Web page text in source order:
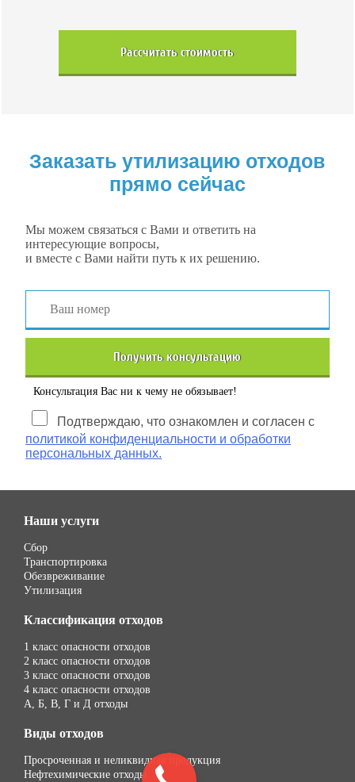
Рассчитать стоимость
Заказать утилизацию отходов
прямо сейчас
Мы можем связаться с Вами и ответить на
интересующие вопросы,
и вместе с Вами найти путь к их решению.
Получить консультацию
Консультация Вас ни к чему не обязывает!
Подтверждаю, что ознакомлен и согласен с
политикой конфиденциальности и обработки
персональных данных.
Наши услуги
Сбор
Транспортировка
Обезвреживание
Утилизация
Классификация отходов
1 класс опасности отходов
2 класс опасности отходов
3 класс опасности отходов
4 класс опасности отходов
А, Б, В, Г и Д отходы
Виды отходов
Просроченная и неликвидная продукция
Нефтехимические отходы